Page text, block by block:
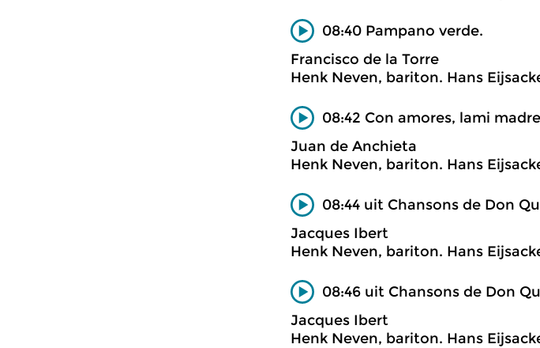
08:40 Pampano verde.
Francisco de la Torre
Henk Neven, bariton. Hans
08:42 Con amores, lami
Juan de Anchieta
Henk Neven, bariton. Hans
08:44 uit Chansons de Don
Jacques Ibert
Henk Neven, bariton. Hans
08:46 uit Chansons de Don
Jacques Ibert
Henk Neven, bariton. Hans